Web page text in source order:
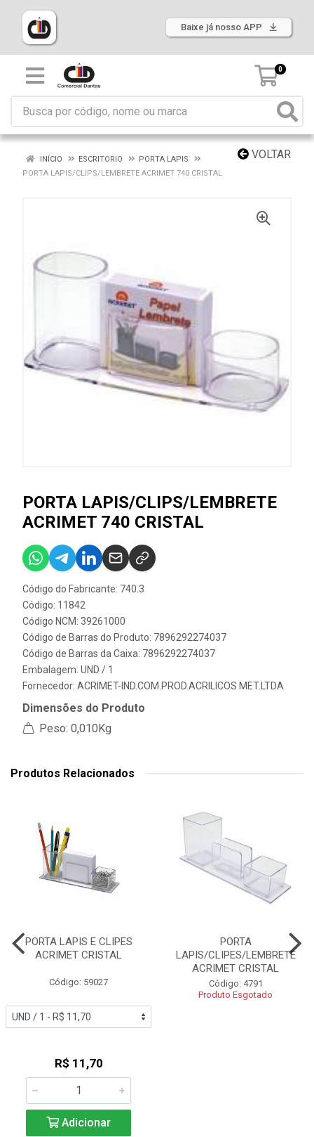
Baixe já nosso APP
0
VOLTAR
INÍCIO ESCRITORIO
PORTA LAPIS
PORTA LAPIS/CLIPS/LEMBRETE ACRIMET 740 CRISTAL
PORTA LAPIS/CLIPS/LEMBRETE
ACRIMET 740 CRISTAL
Código do Fabricante: 740.3
Código: 11842
Código NCM: 39261000
Código de Barras do Produto: 7896292274037
Código de Barras da Caixa: 7896292274037
Embalagem: UND / 1
Fornecedor: ACRIMET-IND.COM.PROD.ACRILICOS MET.LTDA
Dimensões do Produto
Peso: 0,010Kg
Produtos Relacionados
PORTA LAPIS E CLIPES
ACRIMET CRISTAL
Código: 59027
R$ 11,70
Adicionar
PORTA
LAPIS/CLIPES/LEMBRETE
ACRIMET CRISTAL
Código: 4791
Produto Esgotado